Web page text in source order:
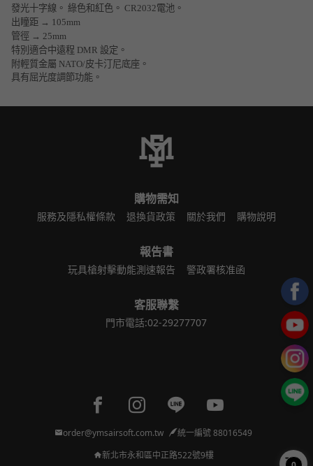
發光十字線。 綠色和紅色。 CR2032電池。
出瞳距 → 105mm
管徑 → 25mm
特別適合中遠程 DMR 設定。
附輕質金屬 NATO/皮卡汀尼底座。
具有屈光度調節功能。
購物需知
服務及隱私權條款 退換貨政策 關於我們 購物說明
報告書
玩具槍射擊動能測速報告 警政署核准函
客服聯繫
門市電話:02-29277707
Facebook page
Instagram page
Line pageYoutube page
order@ymsairsoft.com.tw
統一編號 88016549
新北市永和區中正路522號9樓